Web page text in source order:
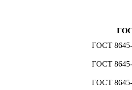
ГОСТ
ГОСТ
ГОСТ